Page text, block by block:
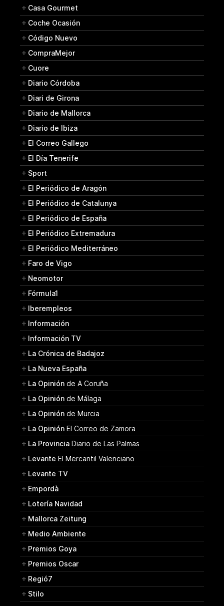
Casa Gourmet
Coche Ocasión
Código Nuevo
CompraMejor
Cuore
Diario Córdoba
Diari de Girona
Diario de Mallorca
Diario de Ibiza
El Correo Gallego
El Día Tenerife
Sport
El Periódico de Aragón
El Periódico de Catalunya
El Periódico de España
El Periódico Extremadura
El Periódico Mediterráneo
Faro de Vigo
Neomotor
Fórmula1
Iberempleos
Información
Información TV
La Crónica de Badajoz
La Nueva España
La Opinión de A Coruña
La Opinión de Málaga
La Opinión de Murcia
La Opinión El Correo de Zamora
La Provincia Diario de Las Palmas
Levante El Mercantil Valenciano
Levante TV
Empordà
Lotería Navidad
Mallorca Zeitung
Medio Ambiente
Premios Goya
Premios Oscar
Regió7
Stilo